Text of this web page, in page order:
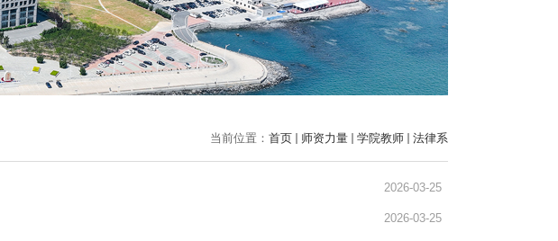
当前位置： 首页 师资力量 学院教师 法律系
2026-03-25
2026-03-25